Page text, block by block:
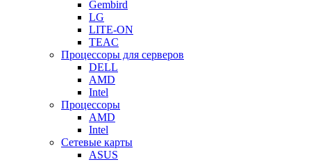
Gembird
LG
LITE-ON
TEAC
Процессоры для серверов
DELL
AMD
Intel
Процессоры
AMD
Intel
Сетевые карты
ASUS